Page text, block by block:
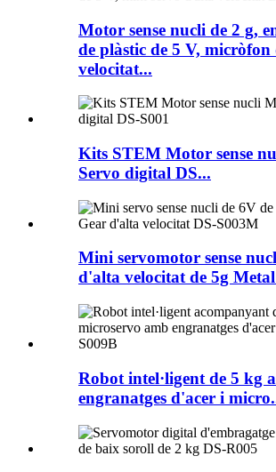
Motor sense nucli de 2 g,
de plàstic de 5 V,
velocitat...
Kits STEM Motor sense
Servo digital DS...
Mini servomotor sense
d'alta velocitat de 5g
Robot intel·ligent de 5 kg
engranatges d'acer i